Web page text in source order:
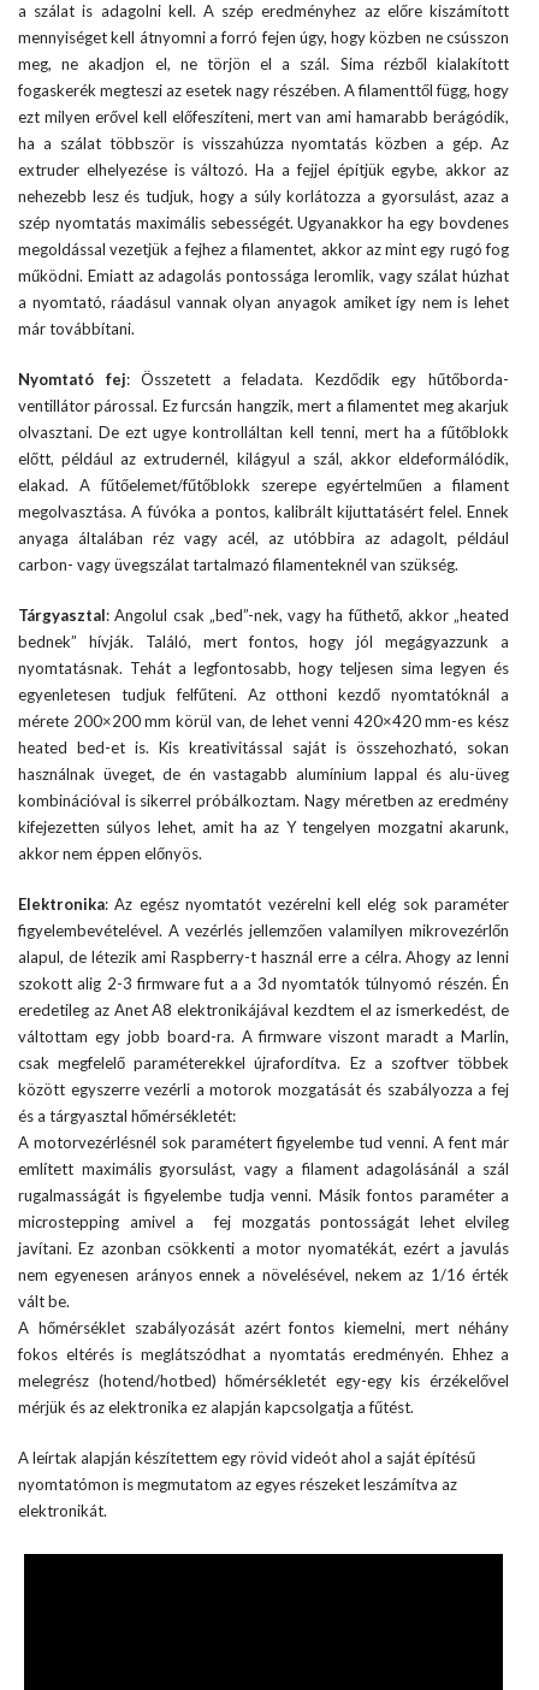
a szálat is adagolni kell. A szép eredményhez az előre kiszámított
mennyiséget kell átnyomni a forró fejen úgy, hogy közben ne csússzon
meg, ne akadjon el, ne törjön el a szál. Sima rézből kialakított
fogaskerék megteszi az esetek nagy részében. A filamenttől függ, hogy
ezt milyen erővel kell előfeszíteni, mert van ami hamarabb berágódik,
ha a szálat többször is visszahúzza nyomtatás közben a gép. Az
extruder elhelyezése is változó. Ha a fejjel építjük egybe, akkor az
nehezebb lesz és tudjuk, hogy a súly korlátozza a gyorsulást, azaz a
szép nyomtatás maximális sebességét. Ugyanakkor ha egy bovdenes
megoldással vezetjük a fejhez a filamentet, akkor az mint egy rugó fog
működni. Emiatt az adagolás pontossága leromlik, vagy szálat húzhat
a nyomtató, ráadásul vannak olyan anyagok amiket így nem is lehet
már továbbítani.
Nyomtató fej: Összetett a feladata. Kezdődik egy hűtőborda-
ventillátor párossal. Ez furcsán hangzik, mert a filamentet meg akarjuk
olvasztani. De ezt ugye kontrolláltan kell tenni, mert ha a fűtőblokk
előtt, például az extrudernél, kilágyul a szál, akkor eldeformálódik,
elakad. A fűtőelemet/fűtőblokk szerepe egyértelműen a filament
megolvasztása. A fúvóka a pontos, kalibrált kijuttatásért felel. Ennek
anyaga általában réz vagy acél, az utóbbira az adagolt, például
carbon- vagy üvegszálat tartalmazó filamenteknél van szükség.
Tárgyasztal: Angolul csak „bed”-nek, vagy ha fűthető, akkor „heated
bednek” hívják. Találó, mert fontos, hogy jól megágyazzunk a
nyomtatásnak. Tehát a legfontosabb, hogy teljesen sima legyen és
egyenletesen tudjuk felfűteni. Az otthoni kezdő nyomtatóknál a
mérete 200×200 mm körül van, de lehet venni 420×420 mm-es kész
heated bed-et is. Kis kreativitással saját is összehozható, sokan
használnak üveget, de én vastagabb alumínium lappal és alu-üveg
kombinációval is sikerrel próbálkoztam. Nagy méretben az eredmény
kifejezetten súlyos lehet, amit ha az Y tengelyen mozgatni akarunk,
akkor nem éppen előnyös.
Elektronika: Az egész nyomtatót vezérelni kell elég sok paraméter
figyelembevételével. A vezérlés jellemzően valamilyen mikrovezérlőn
alapul, de létezik ami Raspberry-t használ erre a célra. Ahogy az lenni
szokott alig 2-3 firmware fut a a 3d nyomtatók túlnyomó részén. Én
eredetileg az Anet A8 elektronikájával kezdtem el az ismerkedést, de
váltottam egy jobb board-ra. A firmware viszont maradt a Marlin,
csak megfelelő paraméterekkel újrafordítva. Ez a szoftver többek
között egyszerre vezérli a motorok mozgatását és szabályozza a fej
és a tárgyasztal hőmérsékletét:
A motorvezérlésnél sok paramétert figyelembe tud venni. A fent már
említett maximális gyorsulást, vagy a filament adagolásánál a szál
rugalmasságát is figyelembe tudja venni. Másik fontos paraméter a
microstepping amivel a fej mozgatás pontosságát lehet elvileg
javítani. Ez azonban csökkenti a motor nyomatékát, ezért a javulás
nem egyenesen arányos ennek a növelésével, nekem az 1/16 érték
vált be.
A hőmérséklet szabályozását azért fontos kiemelni, mert néhány
fokos eltérés is meglátszódhat a nyomtatás eredményén. Ehhez a
melegrész (hotend/hotbed) hőmérsékletét egy-egy kis érzékelővel
mérjük és az elektronika ez alapján kapcsolgatja a fűtést.
A leírtak alapján készítettem egy rövid videót ahol a saját építésű
nyomtatómon is megmutatom az egyes részeket leszámítva az
elektronikát.